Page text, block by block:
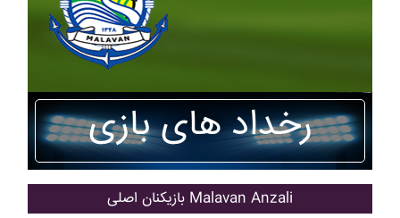
رخداد های بازی
بازیکنان اصلی Malavan Anzali